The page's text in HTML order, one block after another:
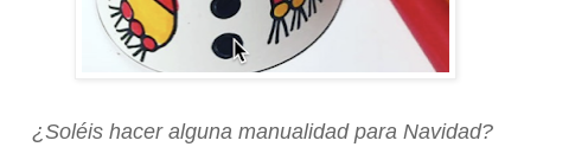
¿Soléis hacer alguna manualidad para Navidad?